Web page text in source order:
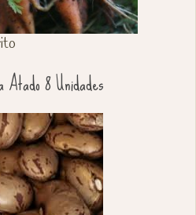
Atado 8 Unidades